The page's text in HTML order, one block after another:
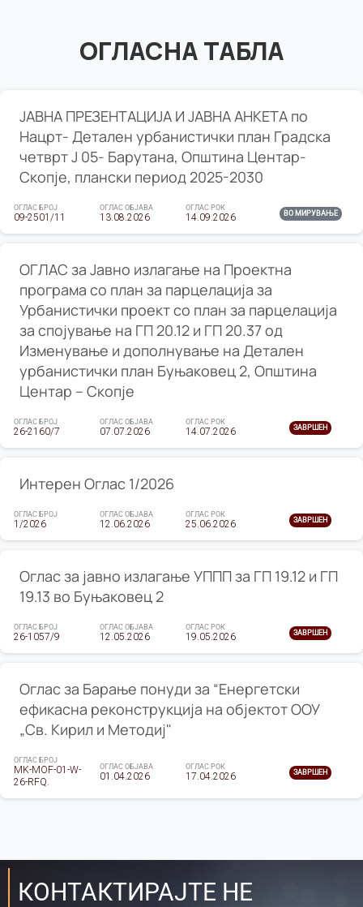
ОГЛАСНА ТАБЛА
ЈАВНА ПРЕЗЕНТАЦИЈА И ЈАВНА АНКЕТА по
Нацрт- Детален урбанистички план Градска
четврт Ј 05- Барутана, Општина Центар-
Скопје, плански период 2025-2030
ОГЛАС БРОЈ
09-2501/11
ОГЛАС ОБЈАВА
13.08.2026
ОГЛАС РОК
14.09.2026 ВО МИРУВАЊЕ
ОГЛАС за Јавно излагање на Проектна
програма со план за парцелација за
Урбанистички проект со план за парцелација
за спојување на ГП 20.12 и ГП 20.37 од
Изменување и дополнување на Детален
урбанистички план Буњаковец 2, Општина
Центар – Скопје
ОГЛАС БРОЈ
26-2160/7
ОГЛАС ОБЈАВА
07.07.2026
ОГЛАС РОК
14.07.2026 ЗАВРШЕН
Интерен Оглас 1/2026
ОГЛАС БРОЈ
1/2026
ОГЛАС ОБЈАВА
12.06.2026
ОГЛАС РОК
25.06.2026 ЗАВРШЕН
Оглас за јавно излагање УППП за ГП 19.12 и ГП
19.13 во Буњаковец 2
ОГЛАС БРОЈ
26-1057/9
ОГЛАС ОБЈАВА
12.05.2026
ОГЛАС РОК
19.05.2026 ЗАВРШЕН
Оглас за Барање понуди за “Енергетски
ефикасна реконструкција на објектот ООУ
„Св. Кирил и Методиј"
ОГЛАС БРОЈ
MK-MOF-01-W-
26-RFQ.
ОГЛАС ОБЈАВА
01.04.2026
ОГЛАС РОК
17.04.2026 ЗАВРШЕН
КОНТАКТИРАЈТЕ НЕ